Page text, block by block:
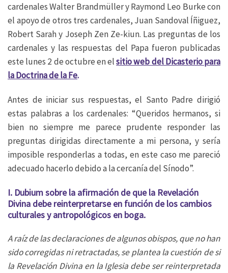
cardenales Walter Brandmüller y Raymond Leo Burke con
el apoyo de otros tres cardenales, Juan Sandoval Íñiguez,
Robert Sarah y Joseph Zen Ze-kiun. Las preguntas de los
cardenales y las respuestas del Papa fueron publicadas
este lunes 2 de octubre en elsitio web del Dicasterio para
la Doctrina de la Fe.
Antes de iniciar sus respuestas, el Santo Padre dirigió
estas palabras a los cardenales: “Queridos hermanos, si
bien no siempre me parece prudente responder las
preguntas dirigidas directamente a mi persona, y sería
imposible responderlas a todas, en este caso me pareció
adecuado hacerlo debido a la cercanía del Sínodo”.
I. Dubium sobre la afirmación de que la Revelación
Divina debe reinterpretarse en función de los cambios
culturales y antropológicos en boga.
A raíz de las declaraciones de algunos obispos, que no han
sido corregidas ni retractadas, se plantea la cuestión de si
la Revelación Divina en la Iglesia debe ser reinterpretada